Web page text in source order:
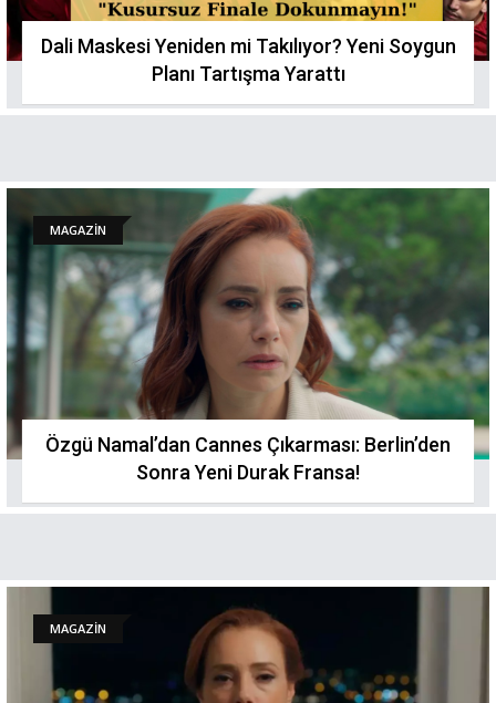
Dali Maskesi Yeniden mi Takılıyor? Yeni Soygun
Planı Tartışma Yarattı
MAGAZİN
Özgü Namal’dan Cannes Çıkarması: Berlin’den
Sonra Yeni Durak Fransa!
MAGAZİN